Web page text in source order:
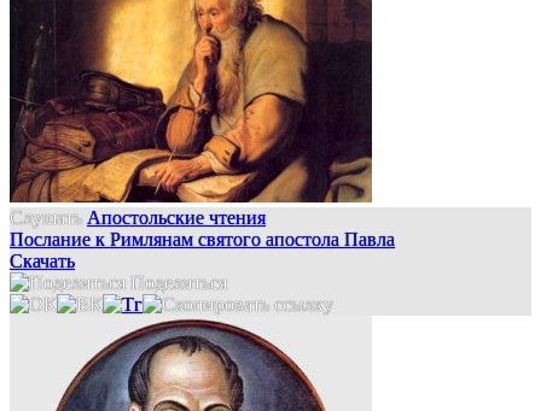
Слушать Апостольские чтения
Послание к Римлянам святого апостола Павла
Скачать
Поделиться